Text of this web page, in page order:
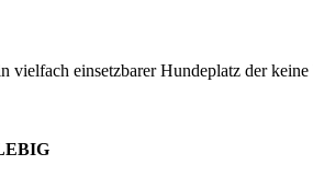
vielfach einsetzbarer Hundeplatz der